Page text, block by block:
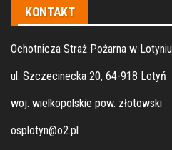
KONTAKT
Ochotnicza Straż Pożarna w Lotyniu
ul. Szczecinecka 20, 64-918 Lotyń
woj. wielkopolskie pow. złotowski
osplotyn@o2.pl